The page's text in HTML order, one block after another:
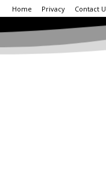
Home Privacy Contact